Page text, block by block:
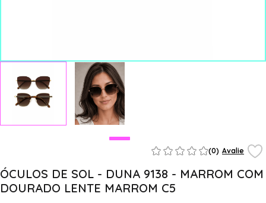
(0) Avalie
ÓCULOS DE SOL - DUNA 9138 - MARROM COM
DOURADO LENTE MARROM C5